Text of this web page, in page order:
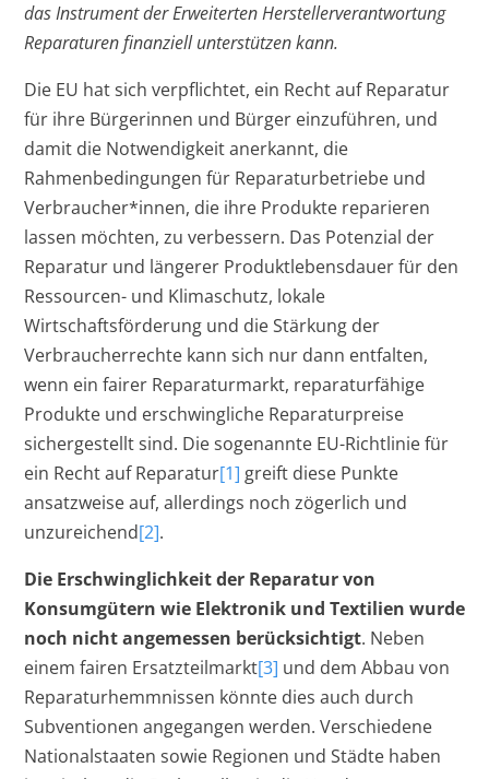
das Instrument der Erweiterten Herstellerverantwortung
Reparaturen finanziell unterstützen kann.
Die EU hat sich verpflichtet, ein Recht auf Reparatur
für ihre Bürgerinnen und Bürger einzuführen, und
damit die Notwendigkeit anerkannt, die
Rahmenbedingungen für Reparaturbetriebe und
Verbraucher*innen, die ihre Produkte reparieren
lassen möchten, zu verbessern. Das Potenzial der
Reparatur und längerer Produktlebensdauer für den
Ressourcen- und Klimaschutz, lokale
Wirtschaftsförderung und die Stärkung der
Verbraucherrechte kann sich nur dann entfalten,
wenn ein fairer Reparaturmarkt, reparaturfähige
Produkte und erschwingliche Reparaturpreise
sichergestellt sind. Die sogenannte EU-Richtlinie für
ein Recht auf Reparatur[1] greift diese Punkte
ansatzweise auf, allerdings noch zögerlich und
unzureichend[2].
Die Erschwinglichkeit der Reparatur von
Konsumgütern wie Elektronik und Textilien wurde
noch nicht angemessen berücksichtigt. Neben
einem fairen Ersatzteilmarkt[3] und dem Abbau von
Reparaturhemmnissen könnte dies auch durch
Subventionen angegangen werden. Verschiedene
Nationalstaaten sowie Regionen und Städte haben